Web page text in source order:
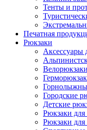
Тенты и
Печатная
Рюкзаки
Аксессуары
Велорюкзаки
Городские
Детские
Рюкзаки для
Рюкзаки для